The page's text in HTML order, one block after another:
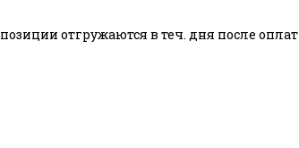
отгружаются в теч. дня после